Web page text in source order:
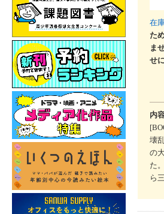
在
た
ま
せ
内
壊
の
た
ら